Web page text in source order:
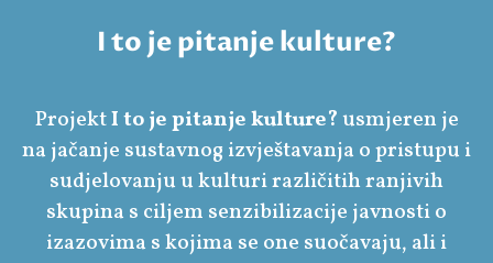
I to je pitanje kulture?
ProjektI to je pitanje kulture?usmjeren je
na jačanje sustavnog izvještavanja o pristupu i
sudjelovanju u kulturi različitih ranjivih
skupina s ciljem senzibilizacije javnosti o
izazovima s kojima se one suočavaju, ali i